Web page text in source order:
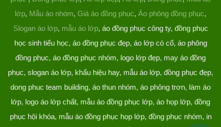
lớp, Mẫu áo nhóm, Giá áo đồng phục, Áo phông đồng phục,
Slogan áo lớp, mẫu áo lớp, áo đồng phục công ty, đồng phục
học sinh tiểu học, áo đồng phục đẹp, áo lớp có cổ, áo phông
đồng phục, áo đồng phục nhóm, logo lớp đẹp, may áo đồng
phục, slogan áo lớp, khẩu hiệu hay, mẫu áo lớp, đồng phục đẹp,
dong phuc team building, áo thun nhóm, áo phông trơn, làm áo
lớp, logo áo lớp chất, mẫu áo đồng phục lớp, áo họp lớp, đồng
phục hội khóa, mẫu áo đồng phục họp lớp, đồng phục nhóm, in